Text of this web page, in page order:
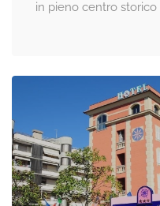
in pieno centro storico